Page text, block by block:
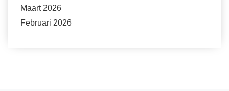
Maart 2026
Februari 2026